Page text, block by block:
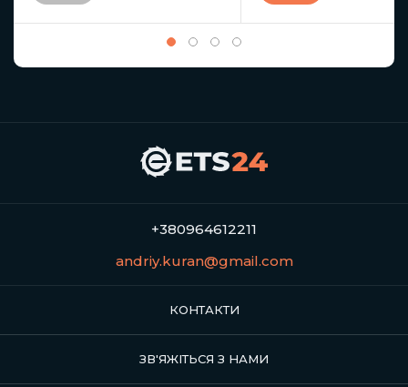
+380964612211
andriy.kuran@gmail.com
КОНТАКТИ
ЗВ'ЯЖІТЬСЯ З НАМИ